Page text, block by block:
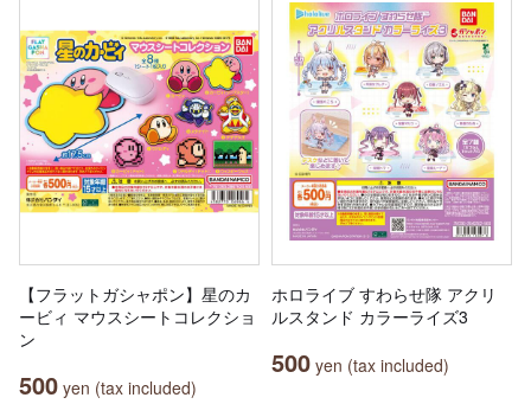
【フラットガシャポン】星のカ
ービィ マウスシートコレクショ
ン
500 yen (tax included)
ホロライブ すわらせ隊 アクリ
ルスタンド カラーライズ3
500 yen (tax included)